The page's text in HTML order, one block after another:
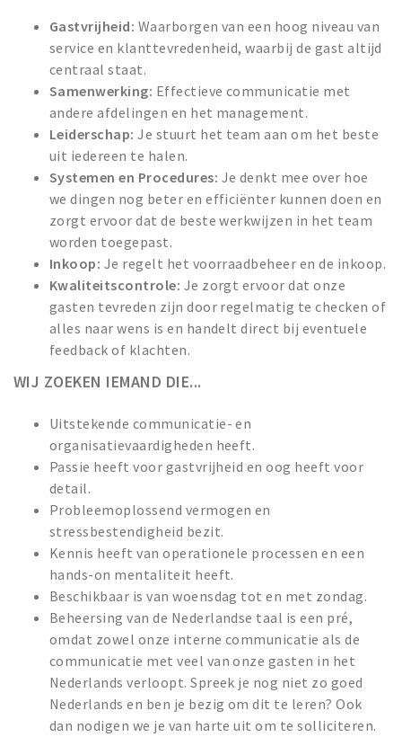
Gastvrijheid: Waarborgen van een hoog niveau van
service en klanttevredenheid, waarbij de gast altijd
centraal staat.
Samenwerking: Effectieve communicatie met
andere afdelingen en het management.
Leiderschap: Je stuurt het team aan om het beste
uit iedereen te halen.
Systemen en Procedures: Je denkt mee over hoe
we dingen nog beter en efficiënter kunnen doen en
zorgt ervoor dat de beste werkwijzen in het team
worden toegepast.
Inkoop: Je regelt het voorraadbeheer en de inkoop.
Kwaliteitscontrole: Je zorgt ervoor dat onze
gasten tevreden zijn door regelmatig te checken of
alles naar wens is en handelt direct bij eventuele
feedback of klachten.
WIJ ZOEKEN IEMAND DIE...
Uitstekende communicatie- en
organisatievaardigheden heeft.
Passie heeft voor gastvrijheid en oog heeft voor
detail.
Probleemoplossend vermogen en
stressbestendigheid bezit.
Kennis heeft van operationele processen en een
hands-on mentaliteit heeft.
Beschikbaar is van woensdag tot en met zondag.
Beheersing van de Nederlandse taal is een pré,
omdat zowel onze interne communicatie als de
communicatie met veel van onze gasten in het
Nederlands verloopt. Spreek je nog niet zo goed
Nederlands en ben je bezig om dit te leren? Ook
dan nodigen we je van harte uit om te solliciteren.